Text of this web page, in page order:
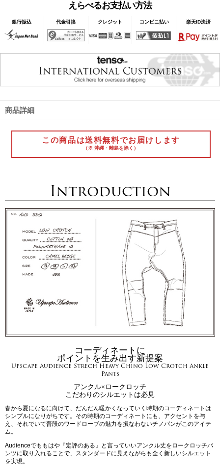
えらべるお支払い方法
銀行振込 代金引換 クレジット コンビニ払い 楽天ID決済
商品詳細
この商品は送料無料でお届けします
（※ 沖縄・離島を除く）
Introduction
コーディネートに
ポイントを生み出す新提案
Upscape Audience Strech Heavy Chino Low Crotch Ankle
Pants
アンクル×ロークロッチ
こだわりのシルエットは必見
春から夏になるに向けて、だんだん暖かくなっていく時期のコーディネートは
シンプルになりがちです。その時期のコーディネートにも、アクセントを与
え、それでいて普段のワードローブの魅力を損なわないチノパンがこのアイテ
ム。
Audienceでももはや『定評のある』と言っていいアンクル丈をロークロッチパ
ンツに取り入れることで、スタンダードに見えながらも全く新しいシルエット
を実現。